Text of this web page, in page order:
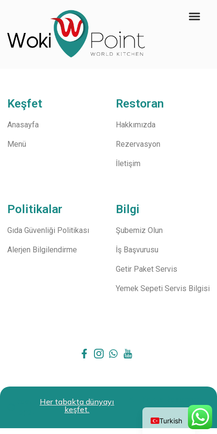
Keşfet
Anasayfa
Menü
Restoran
Hakkımızda
Rezervasyon
İletişim
Bilgi
Şubemiz Olun
İş Başvurusu
Getir Paket Servis
Yemek Sepeti Servis Bilgisi
Politikalar
Gıda Güvenliği Politikası
Alerjen Bilgilendirme
RestokitHer tabakta dünyayı
keşfet.
Turkish